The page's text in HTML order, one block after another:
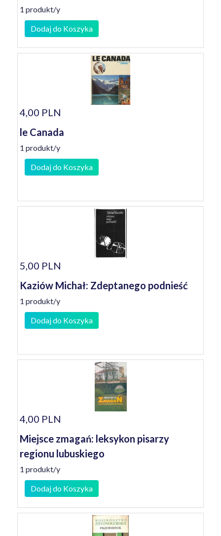
1 produkt/y
Dodaj do Koszyka
4,00 PLN
le Canada
1 produkt/y
Dodaj do Koszyka
5,00 PLN
Kaziów Michał: Zdeptanego podnieść
1 produkt/y
Dodaj do Koszyka
4,00 PLN
Miejsce zmagań: leksykon pisarzy
regionu lubuskiego
1 produkt/y
Dodaj do Koszyka